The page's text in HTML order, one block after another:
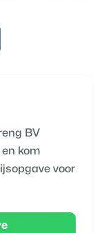
BV
en kom
voor